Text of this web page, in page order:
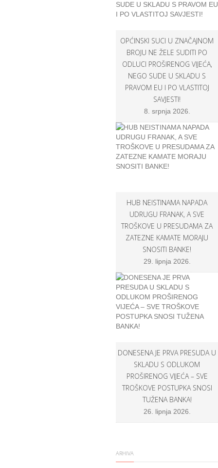
OPĆINSKI SUCI U ZNAČAJNOM
BROJU NE ŽELE SUDITI PO
ODLUCI PROŠIRENOG VIJEĆA,
NEGO SUDE U SKLADU S
PRAVOM EU I PO VLASTITOJ
SAVJESTI!
8. srpnja 2026.
HUB NEISTINAMA NAPADA
UDRUGU FRANAK, A SVE
TROŠKOVE U PRESUDAMA ZA
ZATEZNE KAMATE MORAJU
SNOSITI BANKE!
29. lipnja 2026.
DONESENA JE PRVA PRESUDA U
SKLADU S ODLUKOM
PROŠIRENOG VIJEĆA – SVE
TROŠKOVE POSTUPKA SNOSI
TUŽENA BANKA!
26. lipnja 2026.
ARHIVA